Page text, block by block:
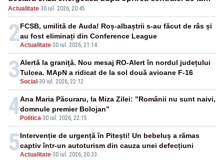
Paks
Actualitate·30 iul. 2026, 20:45
2Actualitate-30 iul. 2026, 21:14
FCSB, umilită de Auda! Roș-albaștrii s-au făcut de râs și
au fost eliminați din Conference League
3Social -30 iul. 2026, 22:12
Alertă la graniță. Nou mesaj RO-Alert în nordul județului
Tulcea. MApN a ridicat de la sol două avioane F-16
4 Politica-30 iul. 2026, 22:15
Ana Maria Păcuraru, la Miza Zilei: ”Românii nu sunt naivi,
domnule premier Bolojan”
5Actualitate-30 iul. 2026, 20:33
Intervenție de urgență în Pitești! Un bebeluș a rămas
captiv într-un autoturism din cauza unei defecțiuni